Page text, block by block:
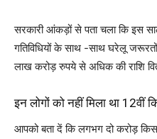
सरकारी आंकड़ों से पता चला कि इस
गतिविधियों के साथ -साथ घरेलू
लाख करोड़ रुपये से अधिक की राशि
इन लोगों को नहीं मिला था 12वीं
आपको बता दें कि लगभग दो करोड़